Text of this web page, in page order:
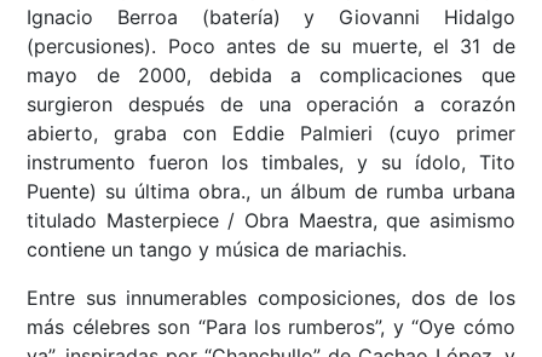
Ignacio Berroa (batería) y Giovanni Hidalgo
(percusiones). Poco antes de su muerte, el 31 de
mayo de 2000, debida a complicaciones que
surgieron después de una operación a corazón
abierto, graba con Eddie Palmieri (cuyo primer
instrumento fueron los timbales, y su ídolo, Tito
Puente) su última obra., un álbum de rumba urbana
titulado Masterpiece / Obra Maestra, que asimismo
contiene un tango y música de mariachis.
Entre sus innumerables composiciones, dos de los
más célebres son “Para los rumberos”, y “Oye cómo